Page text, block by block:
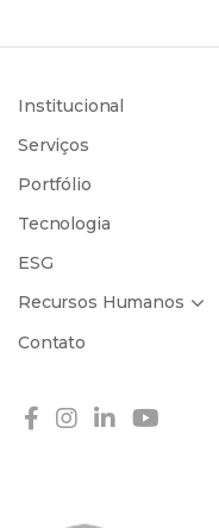
Institucional
Serviços
Portfólio
Tecnologia
ESG
Recursos Humanos
Contato